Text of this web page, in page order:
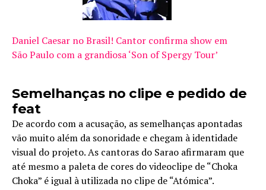
Daniel Caesar no Brasil! Cantor confirma show em
São Paulo com a grandiosa ‘Son of Spergy Tour’
Semelhanças no clipe e pedido de
feat
De acordo com a acusação, as semelhanças apontadas
vão muito além da sonoridade e chegam à identidade
visual do projeto. As cantoras do Sarao afirmaram que
até mesmo a paleta de cores do videoclipe de “Choka
Choka” é igual à utilizada no clipe de “Atómica”.